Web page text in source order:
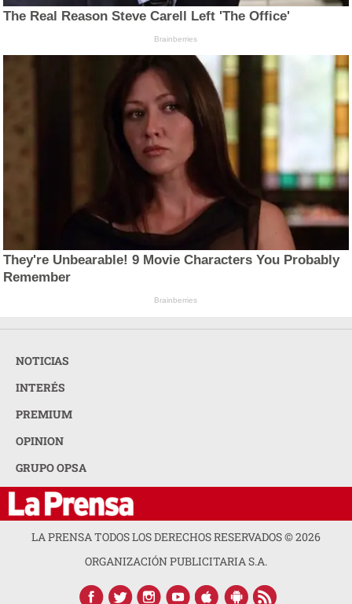
The Real Reason Steve Carell Left 'The Office'
Brainberries
They're Unbearable! 9 Movie Characters You Probably
Remember
Brainberries
NOTICIAS
INTERÉS
PREMIUM
OPINION
GRUPO OPSA
LA PRENSA TODOS LOS DERECHOS RESERVADOS ©2026
ORGANIZACIÓN PUBLICITARIA S.A.